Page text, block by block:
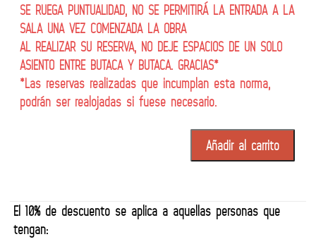
SE RUEGA PUNTUALIDAD, NO SE PERMITIRÁ LA ENTRADA A LA
SALA UNA VEZ COMENZADA LA OBRA
AL REALIZAR SU RESERVA, NO DEJE ESPACIOS DE UN SOLO
ASIENTO ENTRE BUTACA Y BUTACA. GRACIAS*
*Las reservas realizadas que incumplan esta norma,
podrán ser realojadas si fuese necesario.
Añadir al carrito
El 10% de descuento se aplica a aquellas personas que
tengan: